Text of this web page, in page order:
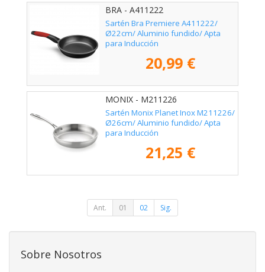
BRA - A411222
Sartén Bra Premiere A411222/
Ø22cm/ Aluminio fundido/ Apta
para Inducción
20,99 €
MONIX - M211226
Sartén Monix Planet Inox M211226/
Ø26cm/ Aluminio fundido/ Apta
para Inducción
21,25 €
Ant. 01 02 Sig.
Sobre Nosotros